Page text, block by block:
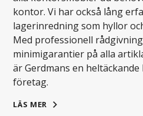
kontor. Vi har också lång
lagerinredning som hyllor
Med professionell
minimigarantier på alla
är Gerdmans en
företag.
LÄS MER